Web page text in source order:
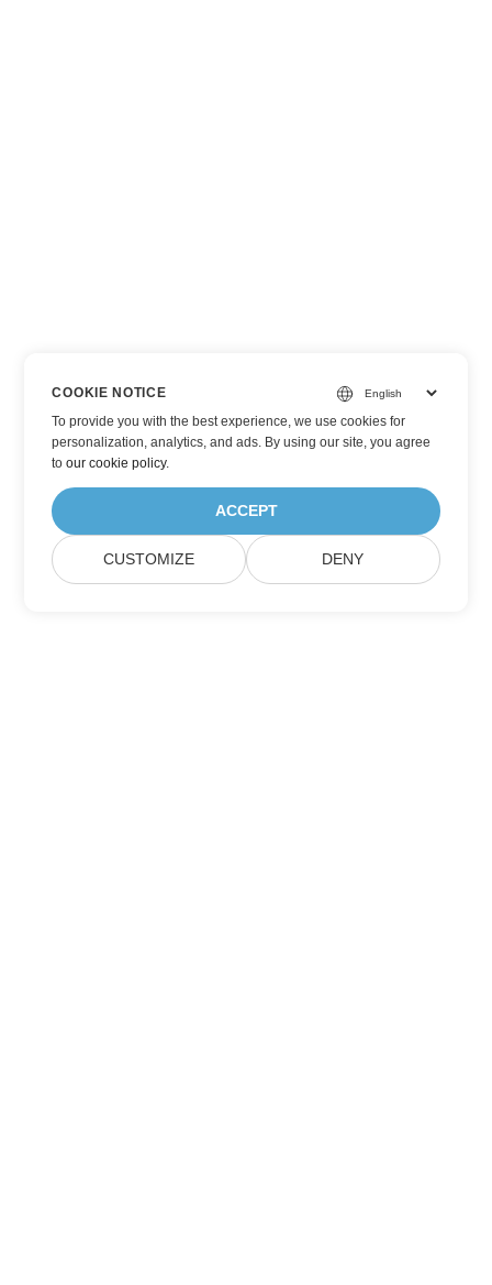
COOKIE NOTICE
To provide you with the best experience, we use cookies for
personalization, analytics, and ads. By using our site, you agree
toour cookie policy.
ACCEPT
CUSTOMIZE DENY